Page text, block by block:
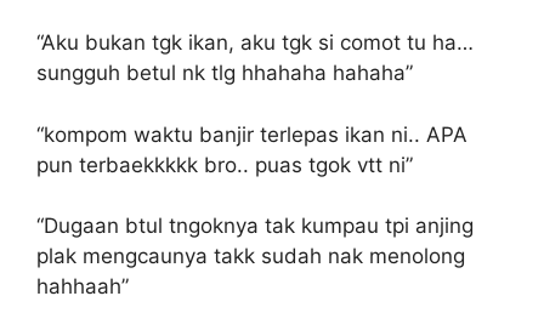
“Aku bukan tgk ikan, aku tgk si comot tu ha…
sungguh betul nk tlg hhahaha hahaha”
“kompom waktu banjir terlepas ikan ni.. APA
pun terbaekkkkk bro.. puas tgok vtt ni”
“Dugaan btul tngoknya tak kumpau tpi anjing
plak mengcaunya takk sudah nak menolong
hahhaah”